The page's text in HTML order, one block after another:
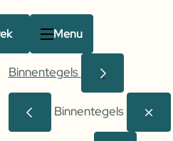
Menu
Binnentegels
Binnentegels